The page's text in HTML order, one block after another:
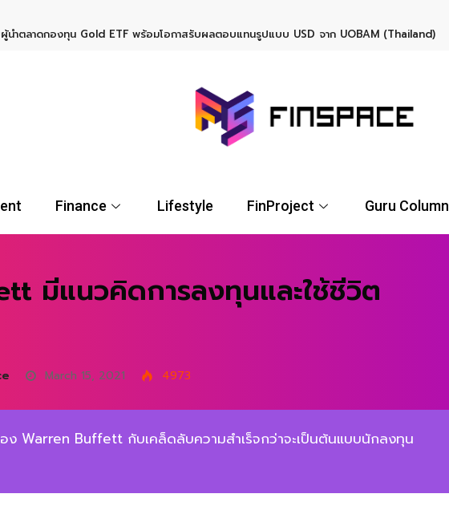
ผู้นำตลาดกองทุน Gold ETF พร้อมโอกาสรับผลตอบแทนรูปแบบ USD จาก UOBAM (Thailand)
Finance Lifestyle FinProject Guru Column
มีแนวคิดการลงทุนและใช้ชีวิต
March 15, 2021 4973
ง Warren Buffett กับเคล็ดลับความสำเร็จกว่าจะเป็นต้นแบบนักลงทุน